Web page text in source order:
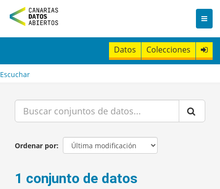
n
t
Datos Colecciones
Escuchar
Ordenar por
1 conjunto de datos